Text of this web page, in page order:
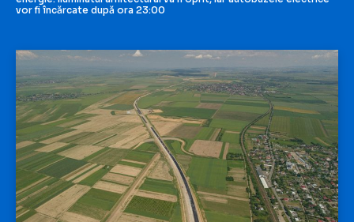
vor fi încărcate după ora 23:00